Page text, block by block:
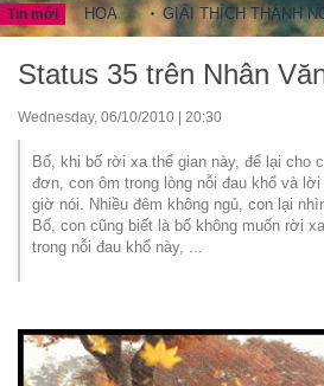
Tin mới
HOA GIẢI THÍCH THÀNH NGỮ -
Status 35 trên Nhân
Wednesday, 06/10/2010 | 20:30
Bố, khi bố rời xa thế gian này, để lại cho
đơn, con ôm trong lòng nỗi đau khổ và
giờ nói. Nhiều đêm không ngủ, con lại
Bố, con cũng biết là bố không muốn rời
trong nỗi đau khổ này, ...